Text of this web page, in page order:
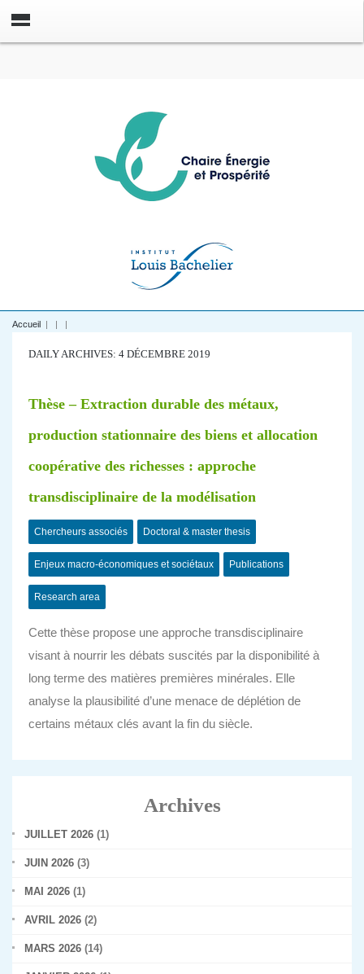
Accueil | | |
DAILY ARCHIVES: 4 DÉCEMBRE 2019
Thèse – Extraction durable des métaux,
production stationnaire des biens et allocation
coopérative des richesses : approche
transdisciplinaire de la modélisation
Chercheurs associés Doctoral & master thesis
Enjeux macro-économiques et sociétaux Publications
Research area
Cette thèse propose une approche transdisciplinaire
visant à nourrir les débats suscités par la disponibilité à
long terme des matières premières minérales. Elle
analyse la plausibilité d’une menace de déplétion de
certains métaux clés avant la fin du siècle.
Archives
JUILLET 2026 (1)
JUIN 2026 (3)
MAI 2026 (1)
AVRIL 2026 (2)
MARS 2026 (14)